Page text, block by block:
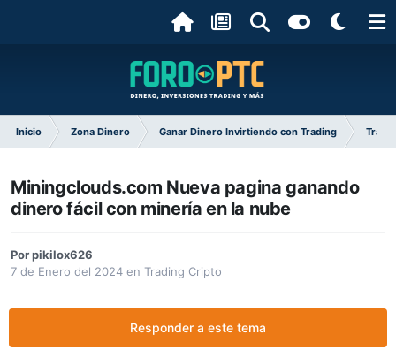
Inicio Zona Dinero Ganar Dinero Invirtiendo con Trading
Miningclouds.com Nueva pagina ganando
dinero fácil con minería en la nube
Porpikilox626
7 de Enero del 2024 en Trading Cripto
Responder a este tema